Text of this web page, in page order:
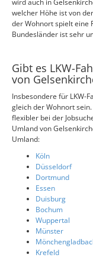
wird auch in
welcher Höhe ist von
der Wohnort spielt eine
Bundesländer ist sehr
Gibt es LKW-
von
Insbesondere für LKW-
gleich der Wohnort
flexibler bei der
Umland von
Umland:
Köln
Düsseldorf
Dortmund
Essen
Duisburg
Bochum
Wuppertal
Münster
Krefeld